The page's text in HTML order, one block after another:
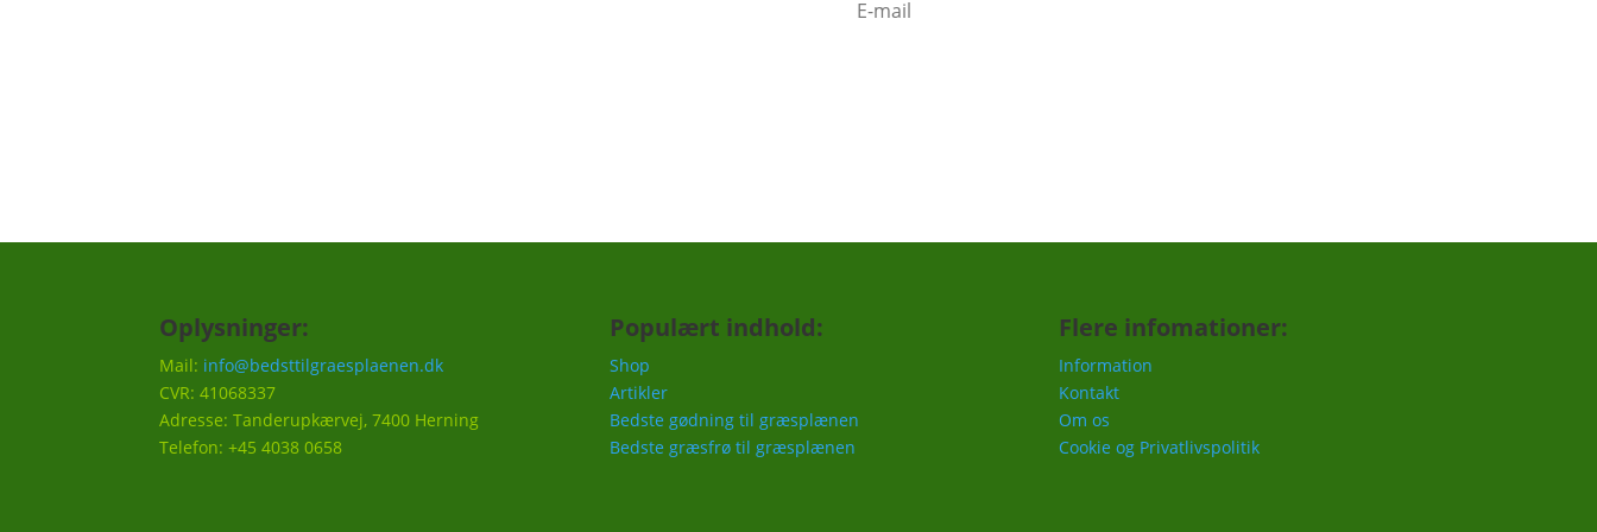
Oplysninger:
Mail: info@bedsttilgraesplaenen.dk
CVR: 41068337
Adresse: Tanderupkærvej, 7400 Herning
Telefon: +45 4038 0658
Populært indhold:
Shop
Artikler
Bedste gødning til græsplænen
Bedste græsfrø til græsplænen
Flere infomationer:
Information
Kontakt
Om os
Cookie og Privatlivspolitik